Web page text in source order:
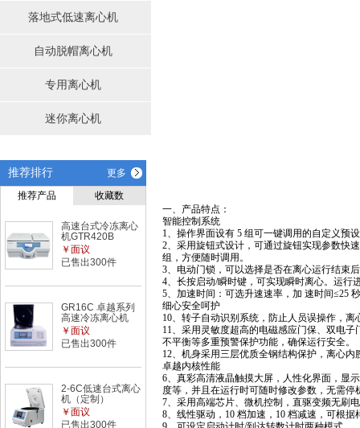
落地式低速离心机
自动脱帽离心机
专用离心机
迷你离心机
推荐排行
更多
推荐产品
收藏数
高速台式冷冻离心
机GTR420B
￥面议
已售出300件
GR16C 卓越系列
高速冷冻离心机
￥面议
已售出300件
2-6C低速台式离心
机（定制）
￥面议
已售出300件
一、产品特点：
智能控制系统
1、操作界面设有 5 组可一键调用的自定义预
2、采用旋钮式设计，可通过旋钮实现参数快
组，方便随时调用。
3、电动门锁，可以选择是否在离心运行结束
4、长按启动/瞬时键，可实现瞬时离心。运行
5、加速时间：可选升速速率，加 速时间≤25
细心安全呵护
10、转子自动识别系统，防止人员误操作，
11、采用灵敏度超高的电磁感应门保、双电
不平衡等多重预警保护功能，确保运行安全。
12、机身采用三层优质全钢结构保护，离心
卓越内核性能
6、真彩高清液晶触摸大屏，人性化界面，显
度等，并且在运行时可随时修改参数，无需停
7、采用高端芯片、微机控制，直驱变频无刷
8、线性驱动，10 档加速，10 档减速，可根